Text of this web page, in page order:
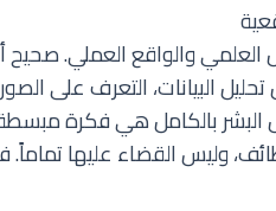
العلمي والواقع العملي. صحيح
البيانات، التعرف على
بالكامل هي فكرة مبسطة.
وليس القضاء عليها تماماً.